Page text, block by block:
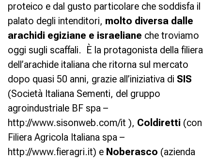
proteico e dal gusto particolare che soddisfa il
palato degli intenditori, molto diversa dalle
arachidi egiziane e israeliane che troviamo
oggi sugli scaffali. È la protagonista della filiera
dell’arachide italiana che ritorna sul mercato
dopo quasi 50 anni, grazie all’iniziativa di SIS
(Società Italiana Sementi, del gruppo
agroindustriale BF spa –
http://www.sisonweb.com/it ), Coldiretti (con
Filiera Agricola Italiana spa –
http://www.fieragri.it) e Noberasco (azienda